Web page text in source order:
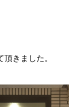
きました。